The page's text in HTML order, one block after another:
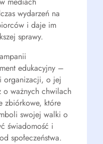
wydarzeń na
i daje im
sprawy.
edukacyjny –
organizacji, o jej
ważnych chwilach
zbiórkowe, które
swojej walki o
świadomość i
społeczeństwa.